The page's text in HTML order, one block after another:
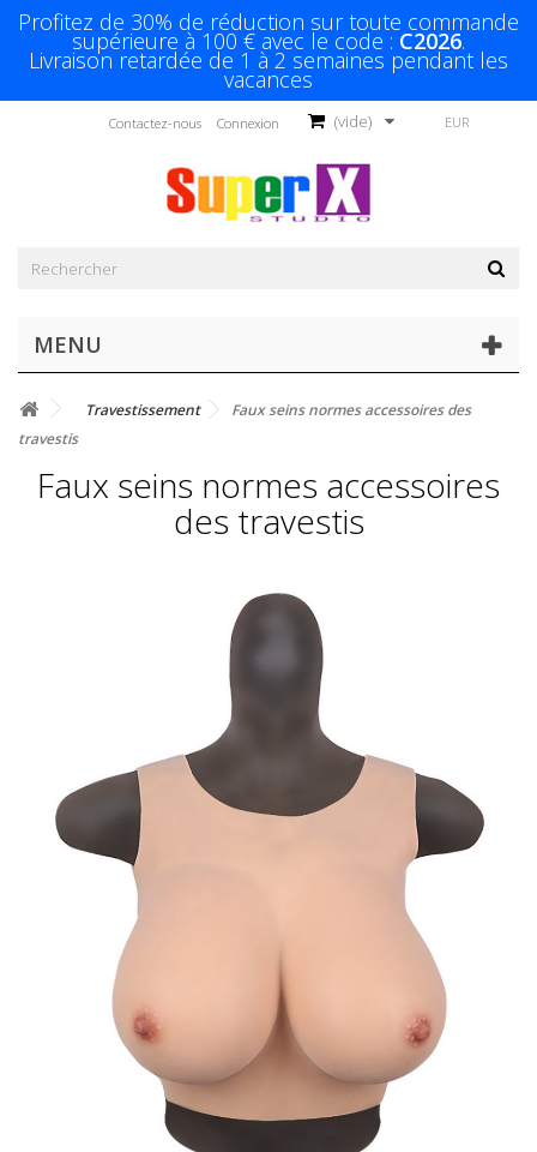
Profitez de 30% de réduction sur toute commande
supérieure à 100 € avec le code : C2026.
Livraison retardée de 1 à 2 semaines pendant les
vacances
EUR
(vide)
Connexion
Contactez-nous
MENU
Travestissement
Faux seins normes accessoires des
travestis
Faux seins normes accessoires
des travestis